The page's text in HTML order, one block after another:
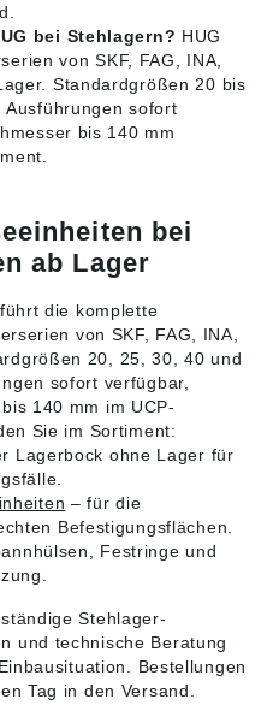
bei Stehlagern? HUG
von SKF, FAG, INA,
Standardgrößen 20 bis
sofort
bis 140 mm
bei
ab Lager
die komplette
von SKF, FAG, INA,
20, 25, 30, 40 und
sofort verfügbar,
140 mm im UCP-
Sie im Sortiment:
Lagerbock ohne Lager für
– für die
Befestigungsflächen.
Festringe und
Stehlager-
und technische Beratung
Bestellungen
Tag in den Versand.